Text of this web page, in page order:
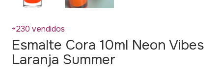
+230 vendidos
Esmalte Cora 10ml Neon Vibes
Laranja Summer